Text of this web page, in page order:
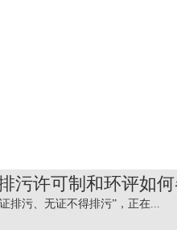
污许可制和环评如何
排污、无证不得排污”，正在...